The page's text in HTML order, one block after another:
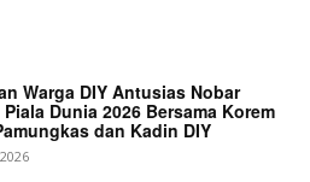
Warga DIY Antusias Nobar
Dunia 2026 Bersama Korem
dan Kadin DIY